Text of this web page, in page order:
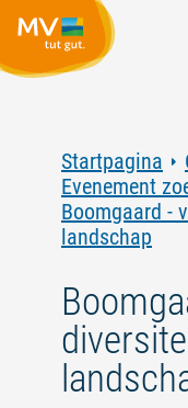
Startpagina
Evenement
Boomgaard -
landschap